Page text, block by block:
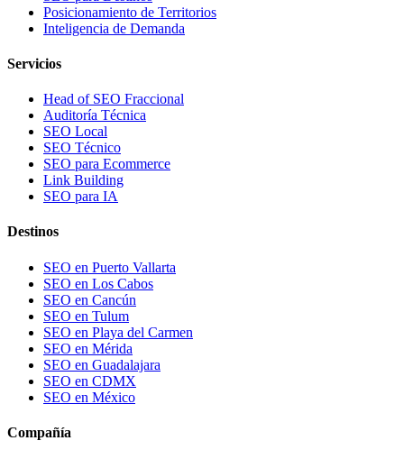
Posicionamiento de Territorios
Inteligencia de Demanda
Servicios
Head of SEO Fraccional
Auditoría Técnica
SEO Local
SEO Técnico
SEO para Ecommerce
Link Building
SEO para IA
Destinos
SEO en Puerto Vallarta
SEO en Los Cabos
SEO en Cancún
SEO en Tulum
SEO en Playa del Carmen
SEO en Mérida
SEO en Guadalajara
SEO en CDMX
SEO en México
Compañía